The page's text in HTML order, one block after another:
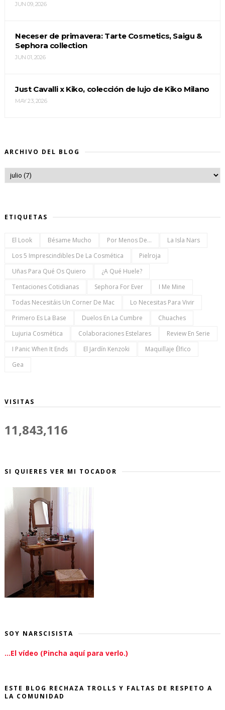
JUN 09, 2026
Neceser de primavera: Tarte Cosmetics, Saigu &
Sephora collection
JUN 01, 2026
Just Cavalli x Kiko, colección de lujo de Kiko Milano
MAY 23, 2026
ARCHIVO DEL BLOG
ETIQUETAS
El Look Bésame Mucho Por Menos De...
La Isla Nars
Los 5 Imprescindibles De La Cosmética
Pielroja
Uñas Para Qué Os Quiero
¿a Qué Huele?
Tentaciones Cotidianas
Sephora For Ever
I Me Mine
Todas Necesitáis Un Corner De Mac
Lo Necesitas Para Vivir
Primero Es La Base
Duelos En La Cumbre
Chuaches
Lujuria Cosmética
Colaboraciones Estelares
Review En Serie
I Panic When It Ends
El Jardín Kenzoki
Maquillaje Élfico
Gea
VISITAS
11,843,116
SI QUIERES VER MI TOCADOR
SOY NARSCISISTA
...El vídeo (Pincha aquí para verlo.)
ESTE BLOG RECHAZA TROLLS Y FALTAS DE RESPETO A
LA COMUNIDAD